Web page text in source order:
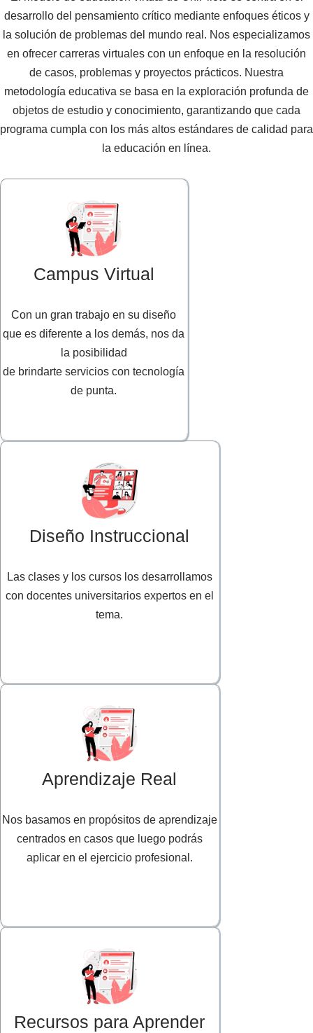
desarrollo del pensamiento crítico mediante enfoques éticos y
la solución de problemas del mundo real. Nos especializamos
en ofrecer carreras virtuales con un enfoque en la resolución
de casos, problemas y proyectos prácticos. Nuestra
metodología educativa se basa en la exploración profunda de
objetos de estudio y conocimiento, garantizando que cada
programa cumpla con los más altos estándares de calidad para
la educación en línea.
Campus Virtual
Con un gran trabajo en su diseño
que es diferente a los demás, nos da
la posibilidad
de brindarte servicios con tecnología
de punta.
Diseño Instruccional
Las clases y los cursos los desarrollamos
con docentes universitarios expertos en el
tema.
Aprendizaje Real
Nos basamos en propósitos de aprendizaje
centrados en casos que luego podrás
aplicar en el ejercicio profesional.
Recursos para Aprender